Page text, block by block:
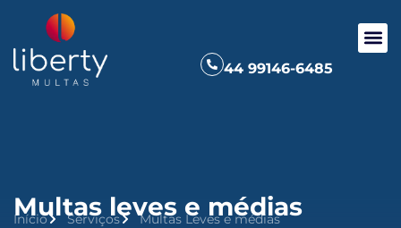
44 99146-6485
Multas leves e médias
Início Serviços Multas Leves e médias